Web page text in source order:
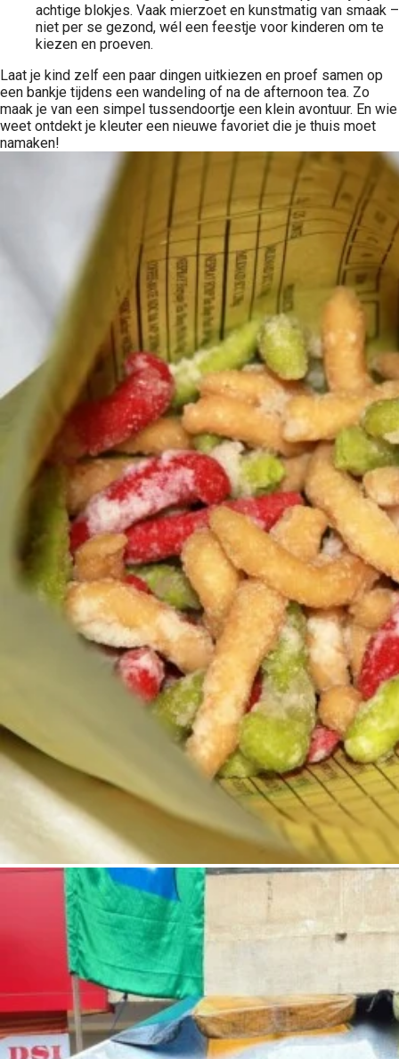
achtige blokjes. Vaak mierzoet en kunstmatig van smaak –
niet per se gezond, wél een feestje voor kinderen om te
kiezen en proeven.
Laat je kind zelf een paar dingen uitkiezen en proef samen op
een bankje tijdens een wandeling of na de afternoon tea. Zo
maak je van een simpel tussendoortje een klein avontuur. En wie
weet ontdekt je kleuter een nieuwe favoriet die je thuis moet
namaken!